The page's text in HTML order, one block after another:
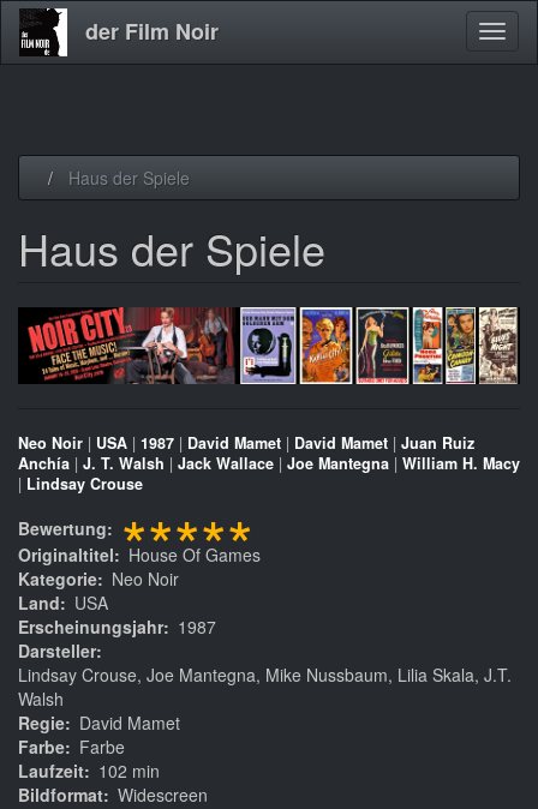
der Film Noir
Haus der Spiele
Haus der Spiele
Neo Noir | USA | 1987 | David Mamet | David Mamet | Juan Ruiz
Anchía | J. T. Walsh | Jack Wallace | Joe Mantegna | William H. Macy
| Lindsay Crouse
Bewertung *****
Originaltitel
House Of Games
Kategorie
Neo Noir
Land
USA
Erscheinungsjahr
1987
Darsteller
Lindsay Crouse, Joe Mantegna, Mike Nussbaum, Lilia Skala, J.T.
Walsh
Regie
David Mamet
Farbe
Farbe
Laufzeit
102 min
Bildformat Widescreen